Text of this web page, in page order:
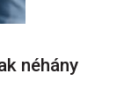
néhány